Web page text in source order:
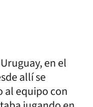
en el
allí se
al equipo con